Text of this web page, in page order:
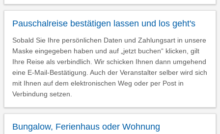
Pauschalreise bestätigen lassen und los geht's
Sobald Sie Ihre persönlichen Daten und Zahlungsart in unsere
Maske eingegeben haben und auf „jetzt buchen“ klicken, gilt
Ihre Reise als verbindlich. Wir schicken Ihnen dann umgehend
eine E-Mail-Bestätigung. Auch der Veranstalter selber wird sich
mit Ihnen auf dem elektronischen Weg oder per Post in
Verbindung setzen.
Bungalow, Ferienhaus oder Wohnung